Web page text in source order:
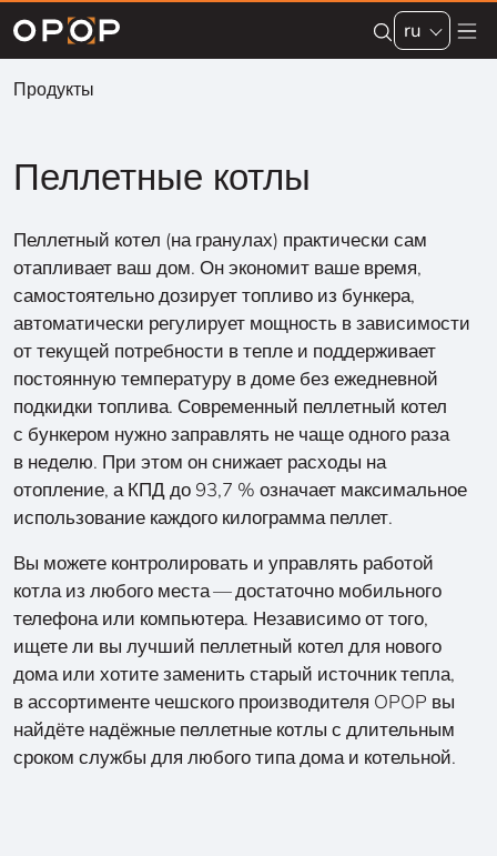
Skip to main content
ru
Продукты
Пеллетные котлы
Пеллетный котел (на гранулах) практически сам
отапливает ваш дом. Он экономит ваше время,
самостоятельно дозирует топливо из бункера,
автоматически регулирует мощность в зависимости
от текущей потребности в тепле и поддерживает
постоянную температуру в доме без ежедневной
подкидки топлива. Современный пеллетный котел
с бункером нужно заправлять не чаще одного раза
в неделю. При этом он снижает расходы на
отопление, а КПД до 93,7 % означает максимальное
использование каждого килограмма пеллет.
Вы можете контролировать и управлять работой
котла из любого места — достаточно мобильного
телефона или компьютера. Независимо от того,
ищете ли вы лучший пеллетный котел для нового
дома или хотите заменить старый источник тепла,
в ассортименте чешского производителя OPOP вы
найдёте надёжные пеллетные котлы с длительным
сроком службы для любого типа дома и котельной.